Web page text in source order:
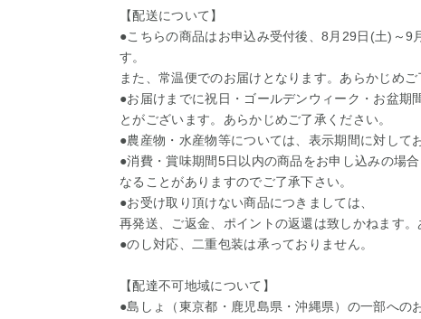
【配送について】
●こちらの商品はお申込み受付後、8月29日(土)～9
す。
また、常温便でのお届けとなります。あらかじめご
●お届けまでに祝日・ゴールデンウィーク・お盆期
とがございます。あらかじめご了承ください。
●農産物・水産物等については、表示期間に対して
●消費・賞味期間5日以内の商品をお申し込みの場
なることがありますのでご了承下さい。
●お受け取り頂けない商品につきましては、
再発送、ご返金、ポイントの返還は致しかねます。
●のし対応、二重包装は承っておりません。
【配達不可地域について】
●島しょ（東京都・鹿児島県・沖縄県）の一部への